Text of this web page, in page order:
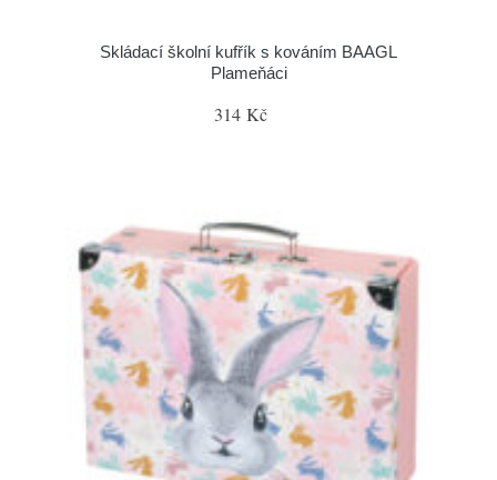
Skládací školní kufřík s kováním BAAGL
Plameňáci
314 Kč